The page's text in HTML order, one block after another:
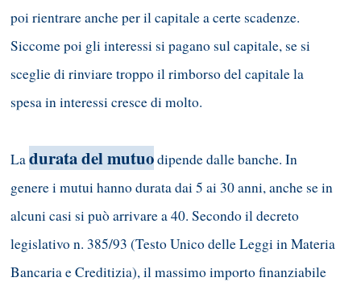
poi rientrare anche per il capitale a certe scadenze.
Siccome poi gli interessi si pagano sul capitale, se si
sceglie di rinviare troppo il rimborso del capitale la
spesa in interessi cresce di molto.
Ladurata del mutuodipende dalle banche. In
genere i mutui hanno durata dai 5 ai 30 anni, anche se in
alcuni casi si può arrivare a 40. Secondo il decreto
legislativo n. 385/93 (Testo Unico delle Leggi in Materia
Bancaria e Creditizia), il massimo importo finanziabile